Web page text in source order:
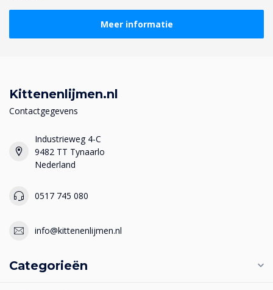
Meer informatie
Kittenenlijmen.nl
Contactgegevens
Industrieweg 4-C
9482 TT Tynaarlo
Nederland
0517 745 080
info@kittenenlijmen.nl
Categorieën